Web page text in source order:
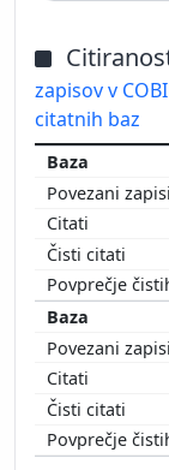
zapisov v
citatnih baz